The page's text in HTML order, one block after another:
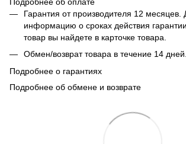
Гарантия от производителя 12 месяцев.
информацию о сроках действия
товар вы найдете в карточке товара.
Обмен/возврат товара в течение 14 дней.
Подробнее о гарантиях
Подробнее об обмене и возврате